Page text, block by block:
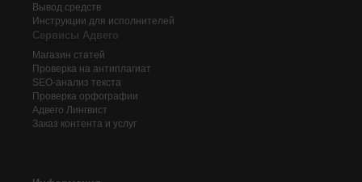
Вывод средств
Инструкции для исполнителей
Сервисы Адвего
Магазин статей
Проверка на антиплагиат
SEO-анализ текста
Проверка орфографии
Адвего Лингвист
Заказ контента и услуг